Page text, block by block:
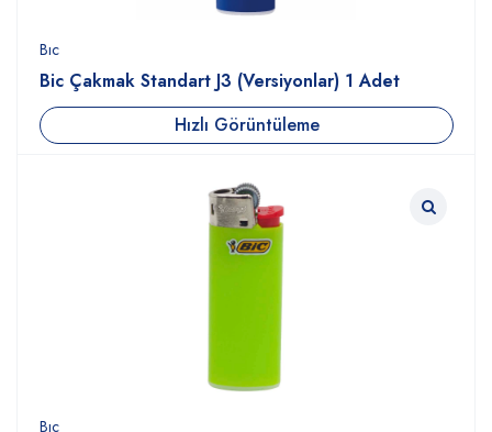
Bıc
Bic Çakmak Standart J3 (Versiyonlar) 1 Adet
Hızlı Görüntüleme
Bıc